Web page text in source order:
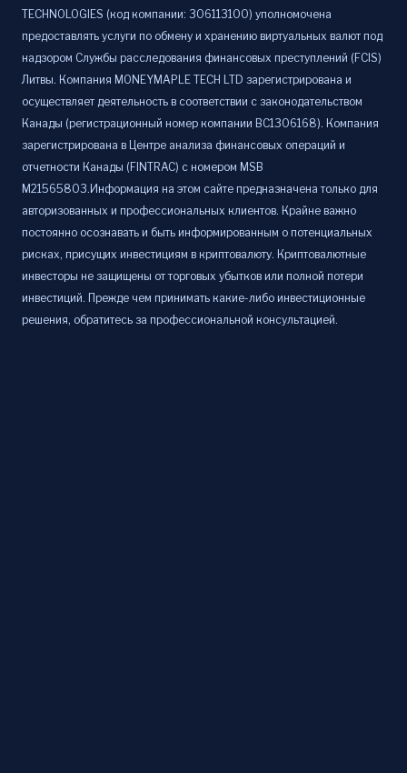
TECHNOLOGIES (код компании: 306113100) уполномочена
предоставлять услуги по обмену и хранению виртуальных валют под
надзором Службы расследования финансовых преступлений (FCIS)
Литвы. Компания MONEYMAPLE TECH LTD зарегистрирована и
осуществляет деятельность в соответствии с законодательством
Канады (регистрационный номер компании BC1306168). Компания
зарегистрирована в Центре анализа финансовых операций и
отчетности Канады (FINTRAC) с номером MSB
M21565803.Информация на этом сайте предназначена только для
авторизованных и профессиональных клиентов. Крайне важно
постоянно осознавать и быть информированным о потенциальных
рисках, присущих инвестициям в криптовалюту. Криптовалютные
инвесторы не защищены от торговых убытков или полной потери
инвестиций. Прежде чем принимать какие-либо инвестиционные
решения, обратитесь за профессиональной консультацией.